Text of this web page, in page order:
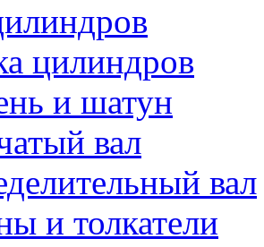
цилиндров
и шатун
вал
вал
и толкатели